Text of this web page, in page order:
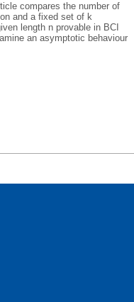
compares the number of
and a fixed set of k
length n provable in BCI
an asymptotic behaviour